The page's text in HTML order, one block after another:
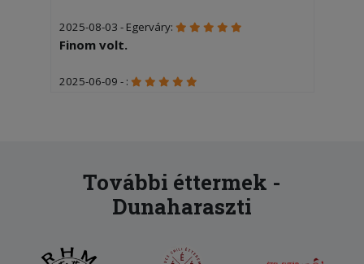
2025-08-03 - Egerváry:
Finom volt.
2025-06-09 - :
kíványcsiság volt, elsődlegesen pdig a
tartalom, amely finom és kielégítő volt.
Köszönjük a kiszolgálást.
További éttermek -
Dunaharaszti